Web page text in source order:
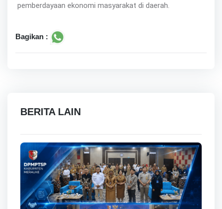
pemberdayaan ekonomi masyarakat di daerah.
Bagikan :
BERITA LAIN